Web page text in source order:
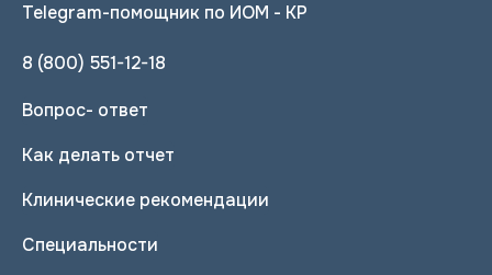
Telegram-помощник по ИОМ - КР
8 (800) 551-12-18
Вопрос- ответ
Как делать отчет
Клинические рекомендации
Специальности